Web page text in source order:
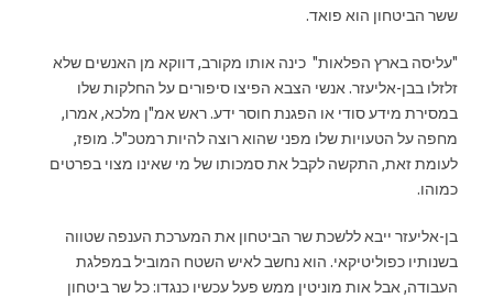
ששר הביטחון הוא פואד.
"עליסה בארץ הפלאות" כינה אותו מקורב, דווקא מן האנשים שלא
זלזלו בבן-אליעזר. אנשי הצבא הפיצו סיפורים על החלקות שלו
במסירת מידע סודי או הפגנת חוסר ידע. ראש אמ"ן מלכא, אמרו,
מחפה על הטעויות שלו מפני שהוא רוצה להיות רמטכ"ל. מופז,
לעומת זאת, התקשה לקבל את סמכותו של מי שאינו מצוי בפרטים
כמוהו.
בן-אליעזר ייבא ללשכת שר הביטחון את המערכת הענפה שטווה
בשנותיו כפוליטיקאי. הוא נחשב לאיש השטח המוביל במפלגת
העבודה, אבל אות מוניטין ממש פעל עכשיו כנגדו: כל שר ביטחון